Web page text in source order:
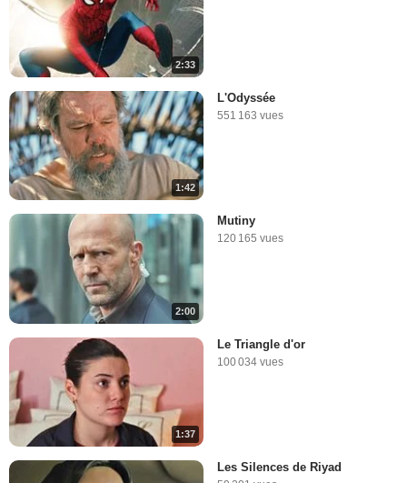
2:33
1:42
L'Odyssée
551 163 vues
2:00
Mutiny
120 165 vues
1:37
Le Triangle d'or
100 034 vues
Les Silences de Riyad